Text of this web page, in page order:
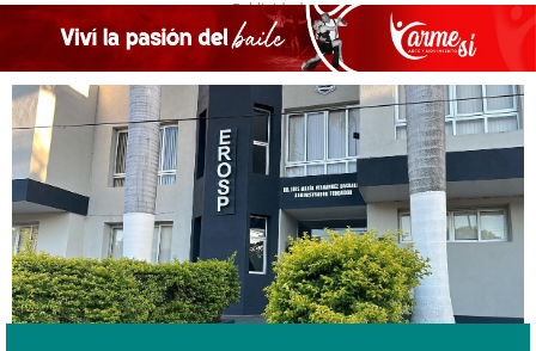
- Publicidad -
¿Cómo hacer el reclamo por daños en los artefactos eléctricos?
Febrero 6, 2025